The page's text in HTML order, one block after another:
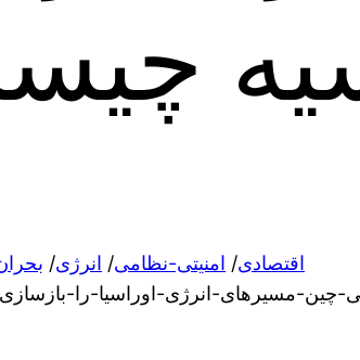
اقتصادی/ امنیتی-نظامی/ انرژی/